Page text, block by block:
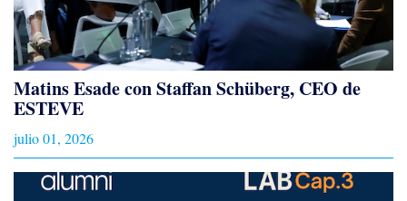
Matins Esade con Staffan Schüberg, CEO de
ESTEVE
julio 01, 2026